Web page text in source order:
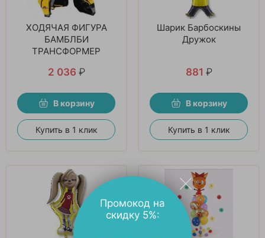
ХОДЯЧАЯ ФИГУРА
БАМБЛБИ
ТРАНСФОРМЕР
2 036 ₽
В корзину
Купить в 1 клик
Шарик Барбоскины
Дружок
881 ₽
В корзину
Купить в 1 клик
Промокод на
скидку 5%: